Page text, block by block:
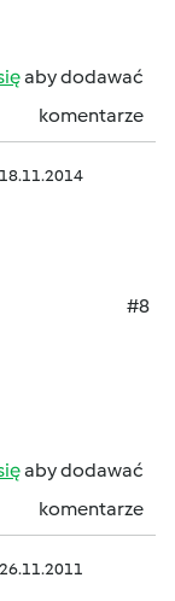
aby dodawać
komentarze
18.11.2014
#8
aby dodawać
komentarze
26.11.2011